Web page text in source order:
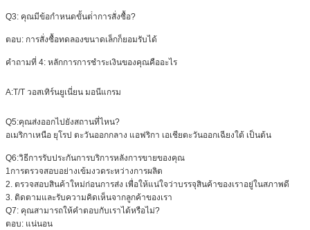
Q3: คุณมีข้อกําหนดขั้นต่ําการสั่งซื้อ?
ตอบ: การสั่งซื้อทดลองขนาดเล็กก็ยอมรับได้
คําถามที่ 4: หลักการการชําระเงินของคุณคืออะไร
A:T/T วอสเทิร์นยูเนี่ยน มอนีแกรม
Q5:คุณส่งออกไปยังสถานที่ไหน?
อเมริกาเหนือ ยุโรป ตะวันออกกลาง แอฟริกา เอเชียตะวันออกเฉียงใต้ เป็นต้น
Q6:วิธีการรับประกันการบริการหลังการขายของคุณ
1การตรวจสอบอย่างเข้มงวดระหว่างการผลิต
2. ตรวจสอบสินค้าใหม่ก่อนการส่ง เพื่อให้แน่ใจว่าบรรจุสินค้าของเราอยู่ในสภาพดี
3. ติดตามและรับความคิดเห็นจากลูกค้าของเรา
Q7: คุณสามารถให้คําตอบกับเราได้หรือไม่?
ตอบ: แน่นอน